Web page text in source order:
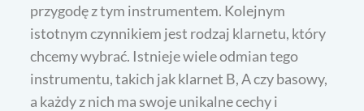
przygodę z tym instrumentem. Kolejnym
istotnym czynnikiem jest rodzaj klarnetu, który
chcemy wybrać. Istnieje wiele odmian tego
instrumentu, takich jak klarnet B, A czy basowy,
a każdy z nich ma swoje unikalne cechy i